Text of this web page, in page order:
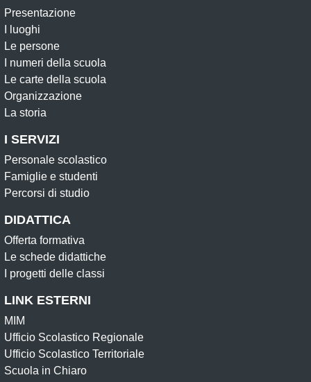
Presentazione
I luoghi
Le persone
I numeri della scuola
Le carte della scuola
Organizzazione
La storia
I SERVIZI
Personale scolastico
Famiglie e studenti
Percorsi di studio
DIDATTICA
Offerta formativa
Le schede didattiche
I progetti delle classi
LINK ESTERNI
MIM
Ufficio Scolastico Regionale
Ufficio Scolastico Territoriale
Scuola in Chiaro